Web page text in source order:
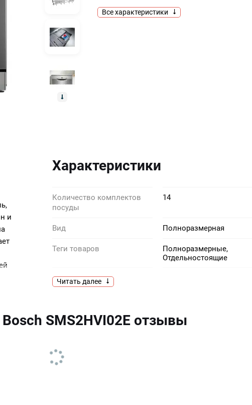
Все характеристики
и
Характеристики
Количество комплектов
посуды
14
Вид Полноразмерная
Теги товаров
Полноразмерные,
Отдельностоящие
Цвет
Производитель Bosch
Вес нетто, кг
Читать далее
SMS2HVI02E отзывы